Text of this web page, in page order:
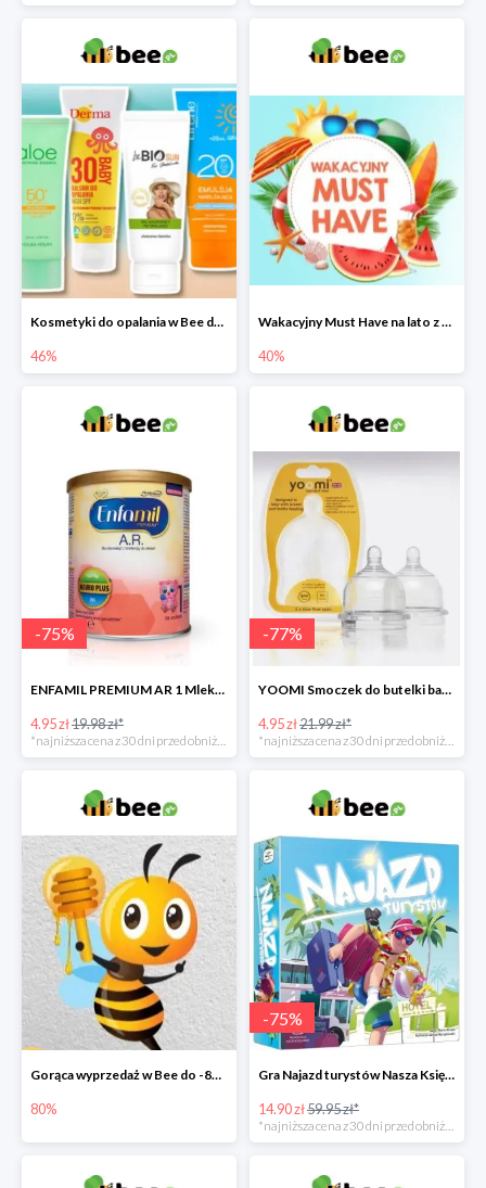
Kosmetyki do opalania w Bee do -46%
46%
Wakacyjny Must Have na lato z maluszkiem w Bee do -40%
40%
-75%
ENFAMIL PREMIUM AR 1 Mleko początkowe dla niemowląt -75%
4.95 zł19.98 zł*
*najniższa cena z 30 dni przed obniżką
-77%
YOOMI Smoczek do butelki bardzo wolny przepływ 0 m+ 2 szt. -77%
4.95 zł21.99 zł*
*najniższa cena z 30 dni przed obniżką
Gorąca wyprzedaż w Bee do -80%
80%
-75%
Gra Najazd turystów Nasza Księgarnia -75%
14.90 zł59.95 zł*